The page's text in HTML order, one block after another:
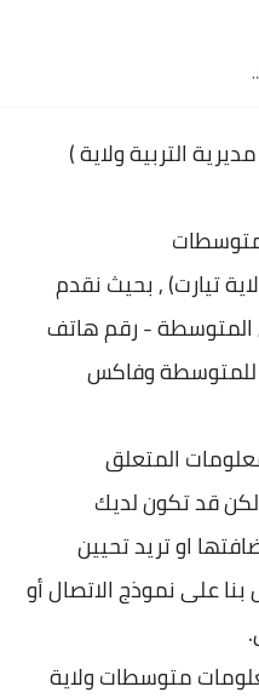
(التربية ولاية
تيارت) , بحيث نقدم
سطة - رقم هاتف
للمتوسطة وفاكس
المتعلق
قد تكون لديك
او تريد تحيين
بنا على نموذج الاتصال أو
متوسطات ولاية